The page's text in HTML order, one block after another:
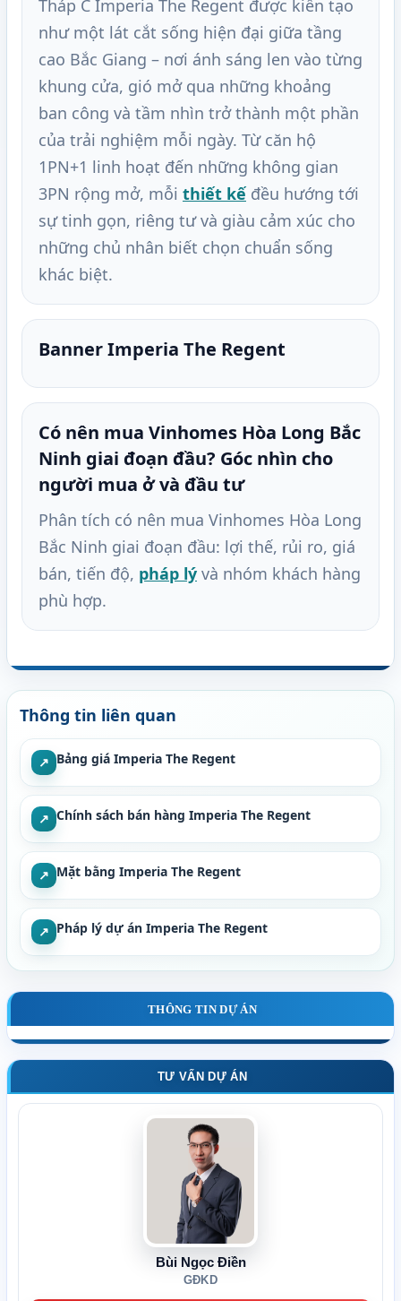
Tháp C Imperia The Regent được kiến tạo
như một lát cắt sống hiện đại giữa tầng
cao Bắc Giang – nơi ánh sáng len vào từng
khung cửa, gió mở qua những khoảng
ban công và tầm nhìn trở thành một phần
của trải nghiệm mỗi ngày. Từ căn hộ
1PN+1 linh hoạt đến những không gian
3PN rộng mở, mỗi thiết kế đều hướng tới
sự tinh gọn, riêng tư và giàu cảm xúc cho
những chủ nhân biết chọn chuẩn sống
khác biệt.
Banner Imperia The Regent
Có nên mua Vinhomes Hòa Long Bắc
Ninh giai đoạn đầu? Góc nhìn cho
người mua ở và đầu tư
Phân tích có nên mua Vinhomes Hòa Long
Bắc Ninh giai đoạn đầu: lợi thế, rủi ro, giá
bán, tiến độ, pháp lý và nhóm khách hàng
phù hợp.
Thông tin liên quan
↗ Bảng giá Imperia The Regent
↗ Chính sách bán hàng Imperia The Regent
↗ Mặt bằng Imperia The Regent
↗ Pháp lý dự án Imperia The Regent
THÔNG TIN DỰ ÁN
TƯ VẤN DỰ ÁN
Bùi Ngọc Điền
GĐKD